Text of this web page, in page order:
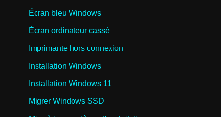
Écran bleu Windows
Écran ordinateur cassé
Imprimante hors connexion
Installation Windows
Installation Windows 11
Migrer Windows SSD